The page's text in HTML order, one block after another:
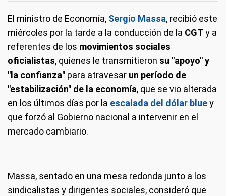
El ministro de Economía, Sergio Massa, recibió este
miércoles por la tarde a la conducción de la CGT y a
referentes de los movimientos sociales
oficialistas, quienes le transmitieron su "apoyo" y
"la confianza" para atravesar un período de
"estabilización" de la economía, que se vio alterada
en los últimos días por la escalada del dólar bluey
que forzó al Gobierno nacional a intervenir en el
mercado cambiario.
Massa, sentado en una mesa redonda junto a los
sindicalistas y dirigentes sociales, consideró que